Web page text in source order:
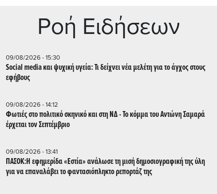
Ρoή Ειδήσεων
09/08/2026 - 15:30
Social media και ψυχική υγεία: Τι δείχνει νέα μελέτη για το άγχος στους
εφήβους
09/08/2026 - 14:12
Φωτιές στο πολιτικό σκηνικό και στη ΝΔ - Το κόμμα του Αντώνη Σαμαρά
έρχεται τον Σεπτέμβριο
09/08/2026 - 13:41
ΠΑΣΟΚ:Η εφημερίδα «Εστία» ανάλωσε τη μισή δημοσιογραφική της ύλη
για να επαναλάβει το φαντασιόπληκτο ρεπορτάζ της